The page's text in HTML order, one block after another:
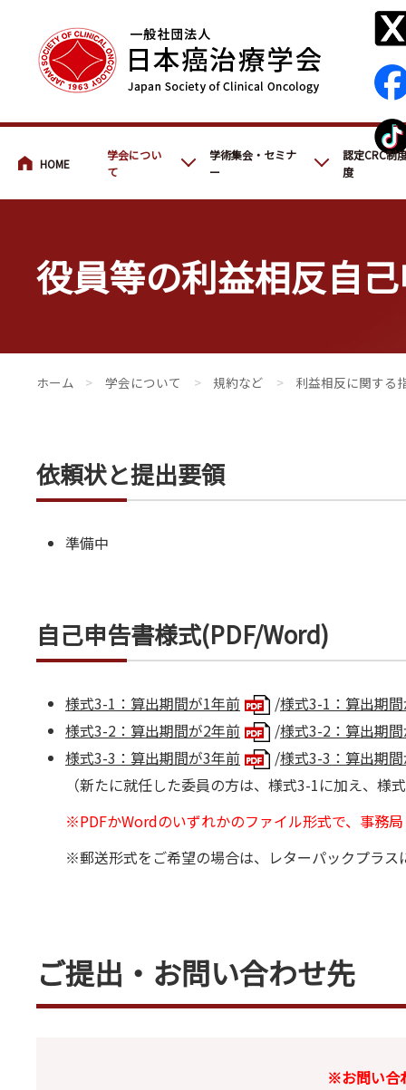
会員・医療関係の皆さまへ
学会につい
て
学術集会・セミナ
ー
認定CRC制
度
役員等の利益相反自
会員・医療関係の皆さまへ
> 学会について > 規約など > 利益相反に関する
依頼状と提出要領
準備中
自己申告書様式(PDF/Word)
様式3-1：算出期間が1年前 /様式3-1：算出期
様式3-2：算出期間が2年前
/様式3-2：算出期
様式3-3：算出期間が3年前
/様式3-3：算出期
（新たに就任した委員の方は、様式3-1に加え、様
※PDFかWordのいずれかのファイル形式で、事務
※郵送形式をご希望の場合は、レターパックプラ
ご提出・お問い合わせ先
※お問い合